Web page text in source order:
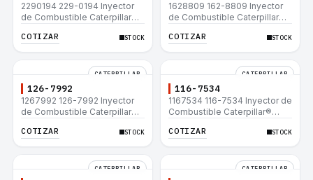
2290194 229-0194 Inyector
de Combustible Caterpillar®
3516C 854G 992G
COTIZAR STOCK
1628809 162-8809 Inyector
de Combustible Caterpillar®
3516C 854G 992G
COTIZAR STOCK
CATERPILLAR
126-7992
1267992 126-7992 Inyector
de Combustible Caterpillar®
3516C 854G 992G
COTIZAR STOCK
CATERPILLAR
116-7534
1167534 116-7534 Inyector de
Combustible Caterpillar®
3516C 854G 992G
COTIZAR STOCK
CATERPILLAR CATERPILLAR